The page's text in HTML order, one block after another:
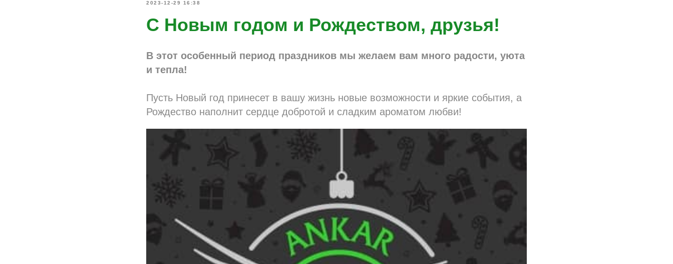
2023-12-29 16:38
С Новым годом и Рождеством, друзья!
В этот особенный период праздников мы желаем вам много радости, уюта
и тепла!
Пусть Новый год принесет в вашу жизнь новые возможности и яркие события, а
Рождество наполнит сердце добротой и сладким ароматом любви!